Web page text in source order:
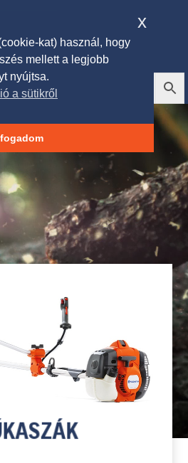
FŰKASZÁK
kat) használ, hogy
mellett a legjobb
nyújtsa.
a sütikről
x